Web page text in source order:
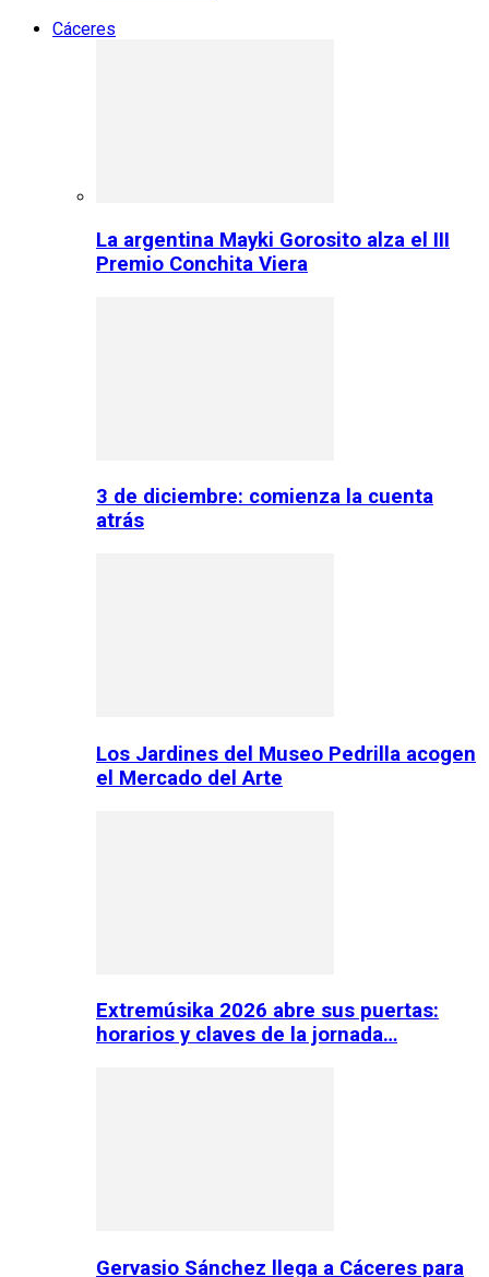
Cáceres
La argentina Mayki Gorosito alza el III
Premio Conchita Viera
3 de diciembre: comienza la cuenta
atrás
Los Jardines del Museo Pedrilla acogen
el Mercado del Arte
Extremúsika 2026 abre sus puertas:
horarios y claves de la jornada…
Gervasio Sánchez llega a Cáceres para